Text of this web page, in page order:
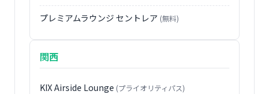
プレミアムラウンジ セントレア (無料)
関西
KIX Airside Lounge (プライオリティパス)